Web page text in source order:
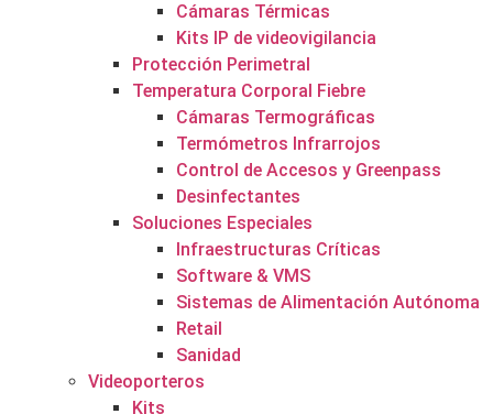
Cámaras Térmicas
Kits IP de videovigilancia
Protección Perimetral
Temperatura Corporal Fiebre
Cámaras Termográficas
Termómetros Infrarrojos
Control de Accesos y Greenpass
Desinfectantes
Soluciones Especiales
Infraestructuras Críticas
Software & VMS
Sistemas de Alimentación Autónoma
Retail
Sanidad
Videoporteros
Kits